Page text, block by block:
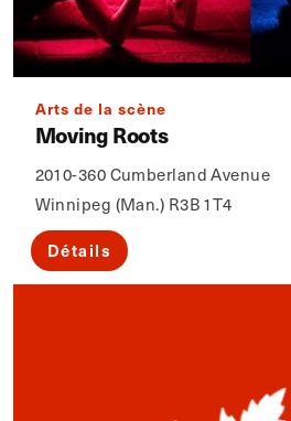
Arts de la scène
Moving Roots
2010-360 Cumberland Avenue
Winnipeg (Man.) R3B 1T4
Détails